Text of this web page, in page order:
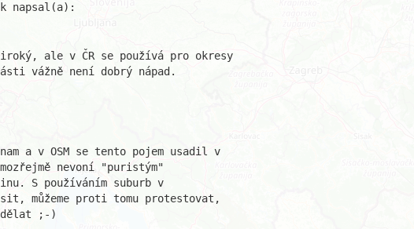
ale v ČR se používá pro okresy
vážně není dobrý nápad.
a v OSM se tento pojem usadil v
nevoní "puristým"
S používáním suburb v
můžeme proti tomu protestovat,
dělat ;-)